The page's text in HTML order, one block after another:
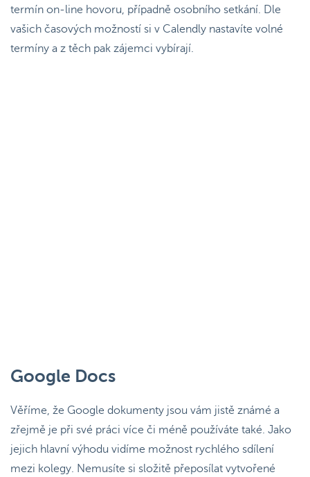
termín on-line hovoru, případně osobního setkání. Dle
vašich časových možností si v Calendly nastavíte volné
termíny a z těch pak zájemci vybírají.
Google Docs
Věříme, že Google dokumenty jsou vám jistě známé a
zřejmě je při své práci více či méně používáte také. Jako
jejich hlavní výhodu vidíme možnost rychlého sdílení
mezi kolegy. Nemusíte si složitě přeposílat vytvořené